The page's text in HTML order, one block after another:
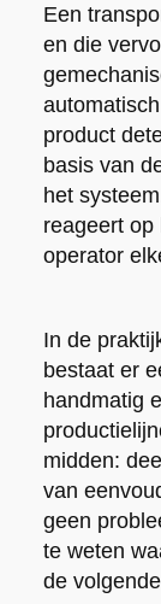
Een
en die
product
basis van
het
reageert op
operator
In de
bestaat er
handmatig
midden:
van
geen
te weten
de